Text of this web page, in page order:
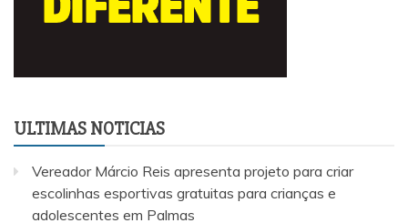
ULTIMAS NOTICIAS
Vereador Márcio Reis apresenta projeto para criar
escolinhas esportivas gratuitas para crianças e
adolescentes em Palmas